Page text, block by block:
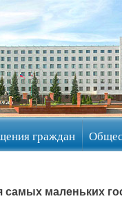
граждан
маленьких